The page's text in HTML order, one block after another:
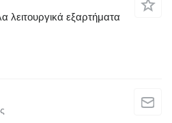
λειτουργικά εξαρτήματα